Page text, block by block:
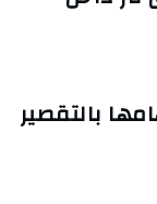
بالتقصير